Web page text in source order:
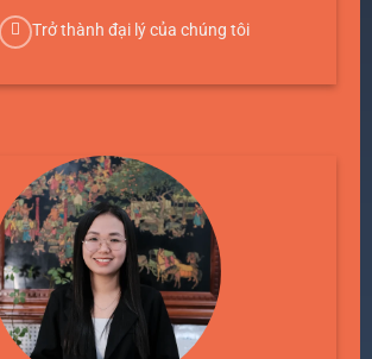
Trở thành đại lý của chúng tôi